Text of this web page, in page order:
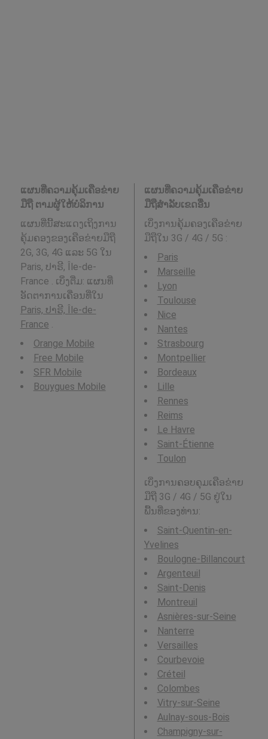
ແຜນທີ່ຄວາມຄຸ້ມເຄືອຂ່າຍ
ມືຖື ຕາມຜູ້ໃຫ້ບໍລິການ
ແຜນທີ່ນີ້ສະແດງເຖິງການ
ຄຸ້ມຄອງຂອງເຄືອຂ່າຍມືຖື
2G, 3G, 4G ແລະ 5G ໃນ
Paris, ປາຣີ, Île-de-
France . ເບິ່ງຕື່ມ: ແຜນທີ່
ອັດຕາການເຄື່ອນທີ່ໃນ
Paris, ປາຣີ, Île-de-
France
Orange Mobile
Free Mobile
SFR Mobile
Bouygues Mobile
ແຜນທີ່ຄວາມຄຸ້ມເຄືອຂ່າຍ
ມືຖືສໍາລັບເຂດອື່ນ
ເບິ່ງການຄຸ້ມຄອງເຄືອຂ່າຍ
ມືຖືໃນ 3G / 4G / 5G :
Paris
Marseille
Lyon
Toulouse
Nice
Nantes
Strasbourg
Montpellier
Bordeaux
Lille
Rennes
Reims
Le Havre
Saint-Étienne
Toulon
ເບິ່ງການຄອບຄຸມເຄືອຂ່າຍ
ມືຖື 3G / 4G / 5G ຢູ່ໃນ
ພື້ນທີ່ຂອງທ່ານ:
Saint-Quentin-en-
Yvelines
Boulogne-Billancourt
Argenteuil
Saint-Denis
Montreuil
Asnières-sur-Seine
Nanterre
Versailles
Courbevoie
Créteil
Colombes
Vitry-sur-Seine
Aulnay-sous-Bois
Champigny-sur-